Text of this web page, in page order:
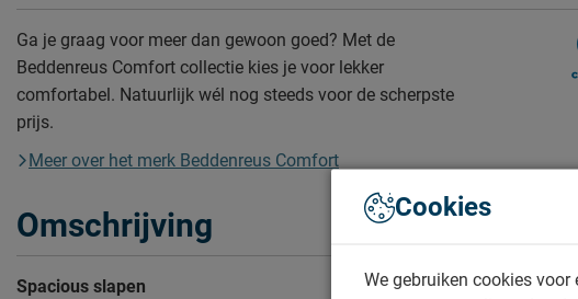
Ga je graag voor meer dan gewoon goed? Met de
Beddenreus Comfort collectie kies je voor lekker
comfortabel. Natuurlijk wél nog steeds voor de scherpste
prijs.
Meer over het merk Beddenreus Comfort
Omschrijving
Spacious slapen
Cookies
We gebruiken cookies